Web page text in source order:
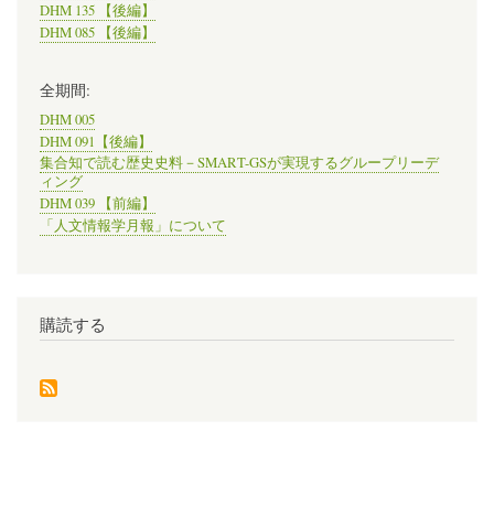
DHM 135 【後編】
DHM 085 【後編】
全期間:
DHM 005
DHM 091【後編】
集合知で読む歴史史料－SMART-GSが実現するグループリーデ
ィング
DHM 039 【前編】
「人文情報学月報」について
購読する